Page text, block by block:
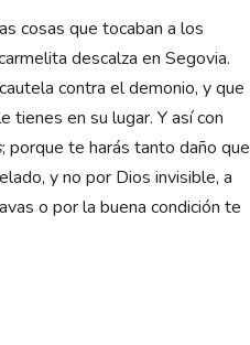
cosas que tocaban a los
descalza en Segovia.
contra el demonio, y que
tienes en su lugar. Y así con
; porque te harás tanto daño que
y no por Dios invisible, a
o por la buena condición te